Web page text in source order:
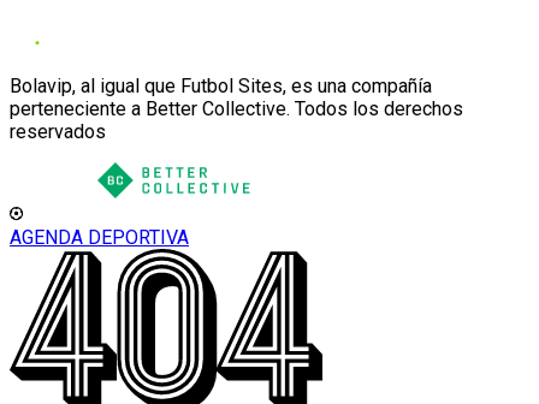
Bolavip, al igual que Futbol Sites, es una compañía
perteneciente a Better Collective. Todos los derechos
reservados
AGENDA DEPORTIVA